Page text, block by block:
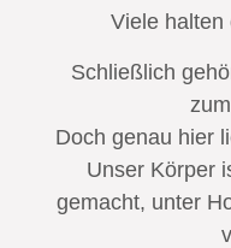
Viele halten
Schließlich
Doch genau hier
Unser Körper
gemacht, unter